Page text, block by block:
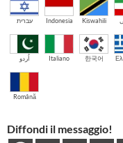
עברית Indonesia Kiswahili
اُردو Italiano 한국어
Română
Diffondi il messaggio!